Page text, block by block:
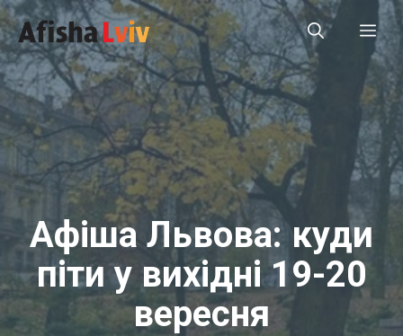
Перейти
до
вмісту
Афіша Львова: куди
піти у вихідні 19-20
вересня